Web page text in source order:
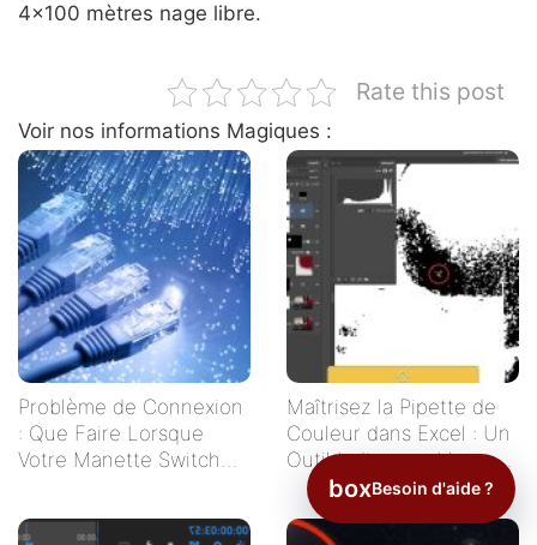
4×100 mètres nage libre.
Rate this post
Voir nos informations Magiques :
Problème de Connexion
: Que Faire Lorsque
Votre Manette Switch
Maîtrisez la Pipette de
Couleur dans Excel : Un
Outil Indispensable pour
Vos Tableaux
boxBesoin d'aide ?